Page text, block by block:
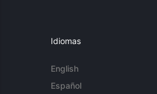
Idiomas
English
Español